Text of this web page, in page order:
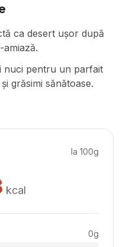
ca desert ușor după
nuci pentru un parfait
grăsimi sănătoase.
la 100g
kcal
0g